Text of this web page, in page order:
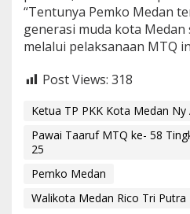
“Tentunya Pemko Medan
generasi muda kota
melalui pelaksanaan MTQ
Post Views: 318
Ketua TP PKK Kota Medan Ny
Pawai Taaruf MTQ ke- 58
25
Pemko Medan
Walikota Medan Rico Tri Putra